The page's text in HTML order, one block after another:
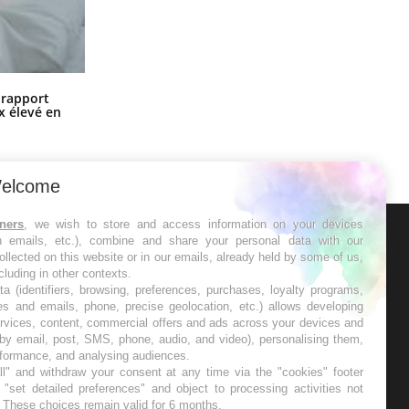
élevé en
les semaines les meilleures
, we wish to store and access information on your devices
emails, etc.), combine and share your personal data with our
on this website or in our emails, already held by some of us,
in other contexts.
(identifiers, browsing, preferences, purchases, loyalty programs,
and emails, phone, precise geolocation, etc.) allows developing
content, commercial offers and ads across your devices and
email, post, SMS, phone, audio, and video), personalising them,
and analysing audiences.
and withdraw your consent at any time via the "cookies" footer
detailed preferences" and object to processing activities not
choices remain valid for 6 months.